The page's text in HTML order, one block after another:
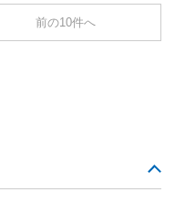
前の10件へ